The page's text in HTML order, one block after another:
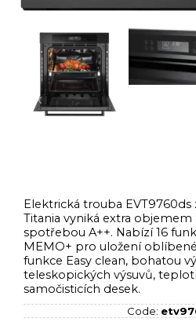
‹
Elektrická trouba EVT9760ds
Titania vyniká extra objemem
spotřebou A++. Nabízí 16
MEMO+ pro uložení
funkce Easy clean, bohatou
teleskopických výsuvů,
samočisticích desek.
Code: